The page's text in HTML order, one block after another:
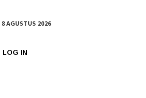
AGUSTUS 2026
LOG IN